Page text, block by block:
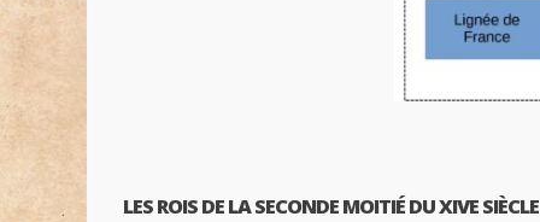
LES ROIS DE LA SECONDE MOITIÉ DU XIVE SIÈCLE